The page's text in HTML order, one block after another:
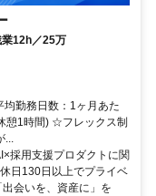
12h／25万
勤務日数：1ヶ月あた
憩1時間) ☆フレックス制
採用支援プロダクトに関
日130日以上でプライベ
会いを、資産に」を